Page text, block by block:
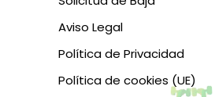
Aviso Legal
Política de Privacidad
Política de cookies (UE)